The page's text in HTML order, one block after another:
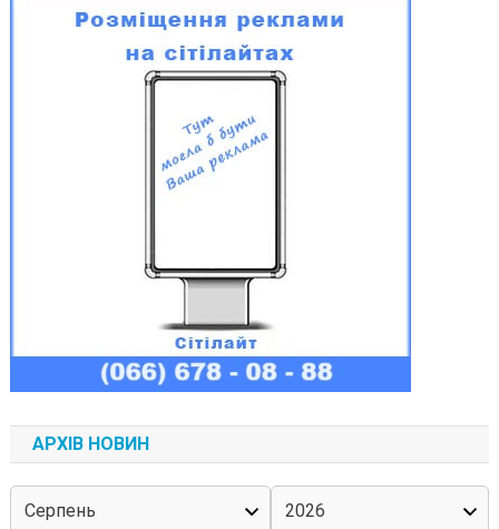
АРХІВ НОВИН